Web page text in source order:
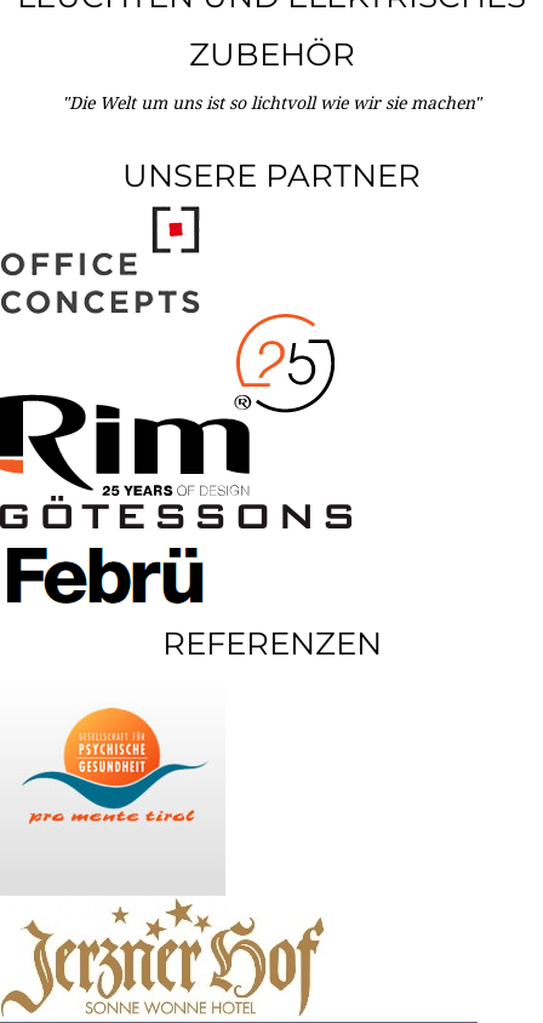
ZUBEHÖR
"Die Welt um uns ist so lichtvoll wie wir sie machen"
UNSERE PARTNER
REFERENZEN